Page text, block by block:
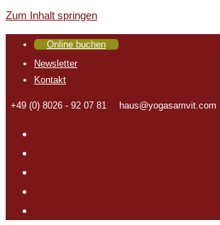
Zum Inhalt springen
Online buchen
Newsletter
Kontakt
+49 (0) 8026 - 92 07 81 haus@yogasamvit.com